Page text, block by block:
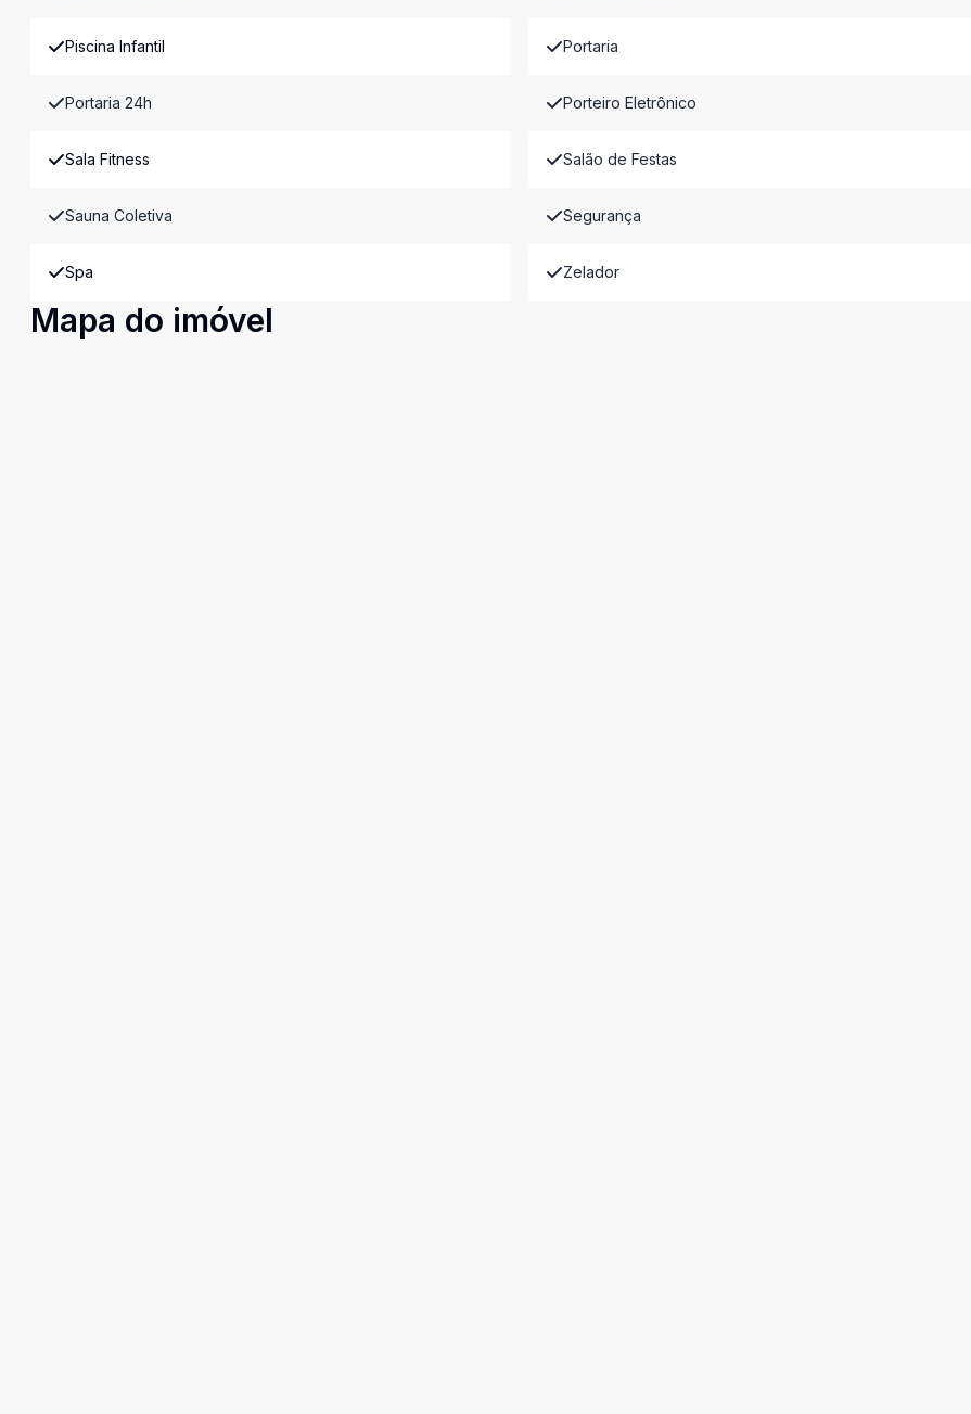
Piscina Infantil Portaria
Portaria 24h Porteiro Eletrônico
Sala Fitness Salão de Festas
Sauna Coletiva Segurança
Spa Zelador
Mapa do imóvel